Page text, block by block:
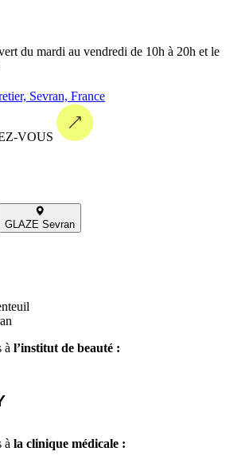
du mardi au vendredi de 10h à 20h et le
Sevran, France
VOUS
GLAZE Sevran
à l’institut de beauté :
à la clinique médicale :